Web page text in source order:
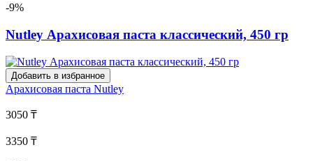
-9%
Nutley Арахисовая паста классический, 450 гр
Добавить в избранное
Арахисовая паста Nutley
3050 ₸
3350 ₸